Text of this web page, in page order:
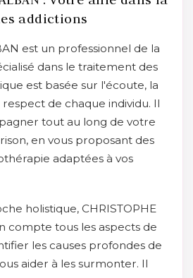
addictions
est un professionnel de la
dans le traitement des
est basée sur l'écoute, la
de chaque individu. Il
tout au long de votre
en vous proposant des
adaptées à vos
holistique, CHRISTOPHE
compte tous les aspects de
les causes profondes de
aider à les surmonter. Il